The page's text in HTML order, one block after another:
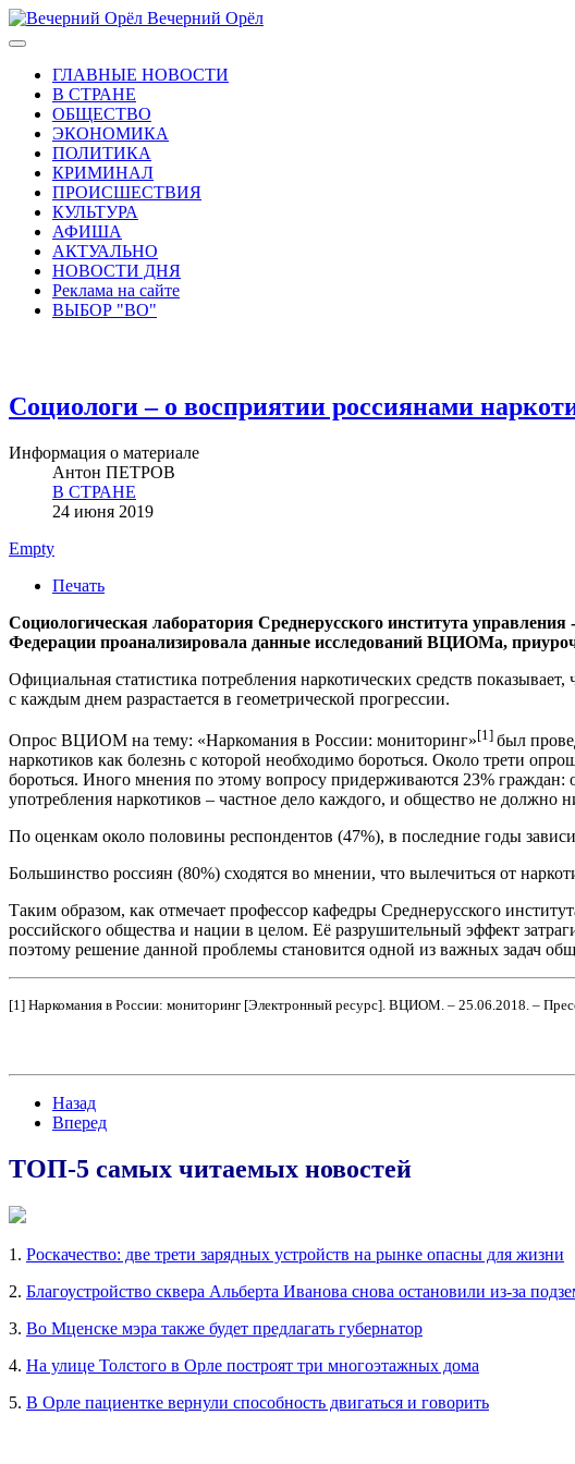
Вечерний Орёл
ГЛАВНЫЕ НОВОСТИ
В СТРАНЕ
ОБЩЕСТВО
ЭКОНОМИКА
ПОЛИТИКА
КРИМИНАЛ
ПРОИСШЕСТВИЯ
КУЛЬТУРА
АФИША
АКТУАЛЬНО
НОВОСТИ ДНЯ
Реклама на сайте
ВЫБОР "ВО"
Социологи – о восприятии россиянами
Информация о материале
Антон ПЕТРОВ
В СТРАНЕ
24 июня 2019
Empty
Печать
Социологическая лаборатория Среднерусского института
Федерации проанализировала данные исследований ВЦИОМа,
Официальная статистика потребления наркотических средств
с каждым днем разрастается в геометрической прогрессии.
Опрос ВЦИОМ на тему: «Наркомания в России: мониторинг»[1] был
наркотиков как болезнь с которой необходимо бороться. Около трети
бороться. Иного мнения по этому вопросу придерживаются 23%
употребления наркотиков – частное дело каждого, и общество не должно
По оценкам около половины респондентов (47%), в последние годы
Большинство россиян (80%) сходятся во мнении, что вылечиться от
Таким образом, как отмечает профессор кафедры Среднерусского
российского общества и нации в целом. Её разрушительный эффект
поэтому решение данной проблемы становится одной из важных задач
[1] Наркомания в России: мониторинг [Электронный ресурс]. ВЦИОМ. – 25.06.2018. –
Назад
Вперед
ТОП-5 самых читаемых новостей
1. Роскачество: две трети зарядных устройств на рынке опасны для жизни
2. Благоустройство сквера Альберта Иванова снова остановили из-за
3. Во Мценске мэра также будет предлагать губернатор
4. На улице Толстого в Орле построят три многоэтажных дома
5. В Орле пациентке вернули способность двигаться и говорить